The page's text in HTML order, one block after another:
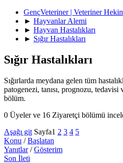
GençVeteriner | Veteriner
► Hayvanlar Alemi
► Hayvan Hastalıkları
► Sığır Hastalıkları
Sığır Hastalıkları
Sığırlarda meydana gelen tüm
patogenezi, tanısı, prognozu, tedavisi
bölüm.
0 Üyeler ve 16 Ziyaretçi bölümü
Aşağı git Sayfa1 2 3 4 5
Konu /Başlatan
Yanıtlar/Gösterim
Son İleti